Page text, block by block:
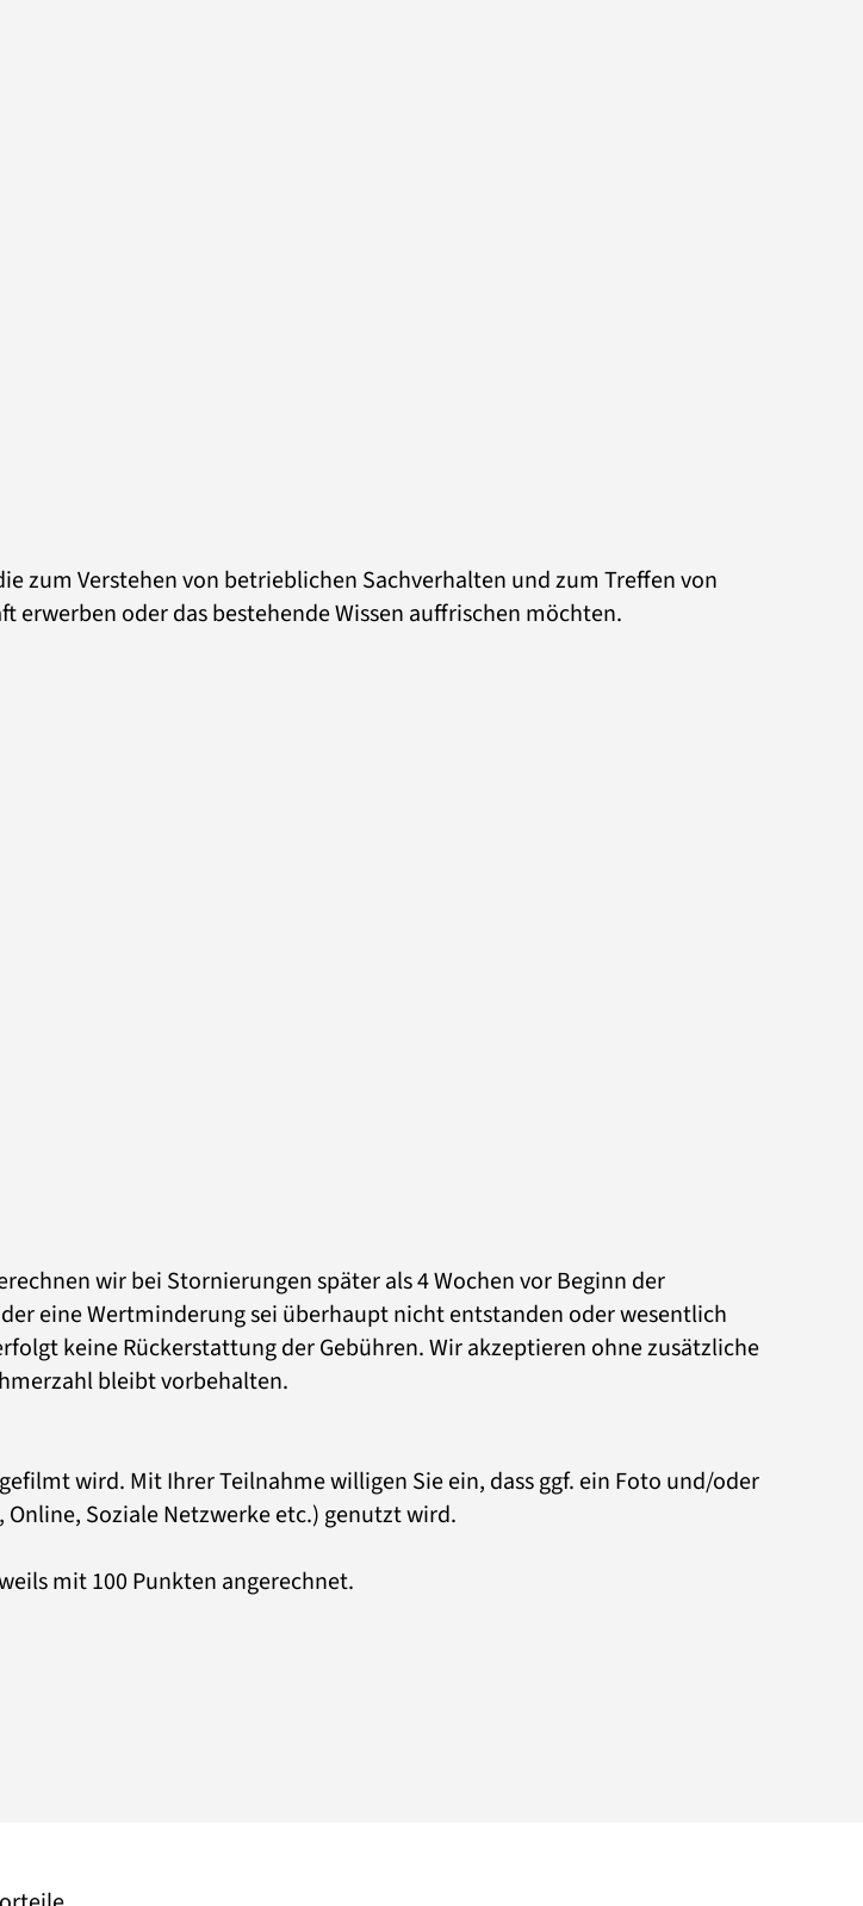
zum Verstehen von betrieblichen Sachverhalten und zum Treffen von
oder das bestehende Wissen auffrischen möchten.
wir bei Stornierungen später als 4 Wochen vor Beginn der
eine Wertminderung sei überhaupt nicht entstanden oder wesentlich
keine Rückerstattung der Gebühren. Wir akzeptieren ohne zusätzliche
bleibt vorbehalten.
wird. Mit Ihrer Teilnahme willigen Sie ein, dass ggf. ein Foto und/oder
Soziale Netzwerke etc.) genutzt wird.
mit 100 Punkten angerechnet.